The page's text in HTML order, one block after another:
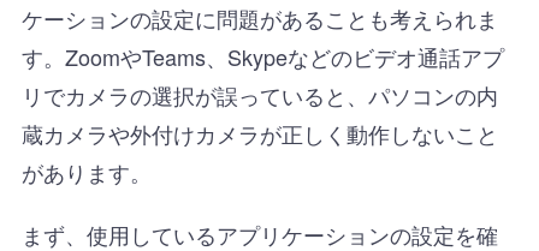
ケーションの設定に問題があることも考えられま
す。ZoomやTeams、Skypeなどのビデオ通話アプ
リでカメラの選択が誤っていると、パソコンの内
蔵カメラや外付けカメラが正しく動作しないこと
があります。
まず、使用しているアプリケーションの設定を確